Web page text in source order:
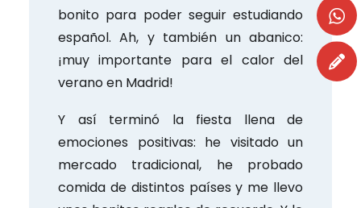
bonito para poder seguir estudiando
español. Ah, y también un abanico:
¡muy importante para el calor del
verano en Madrid!
Y así terminó la fiesta llena de
emociones positivas: he visitado un
mercado tradicional, he probado
comida de distintos países y me llevo